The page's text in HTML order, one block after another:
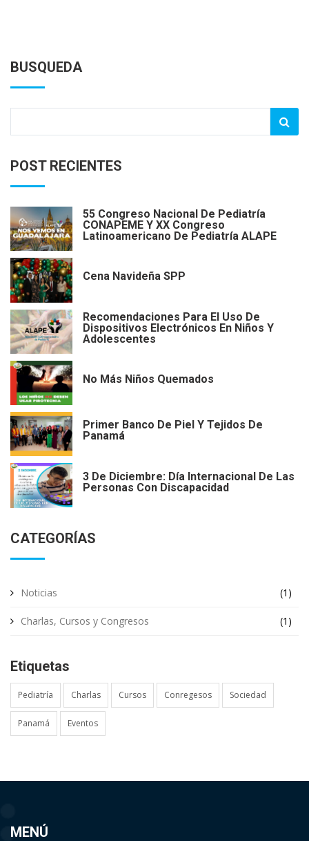
BUSQUEDA
POST RECIENTES
55 Congreso Nacional De Pediatría
CONAPEME Y XX Congreso
Latinoamericano De Pediatría ALAPE
Cena Navideña SPP
Recomendaciones Para El Uso De
Dispositivos Electrónicos En Niños Y
Adolescentes
No Más Niños Quemados
Primer Banco De Piel Y Tejidos De
Panamá
3 De Diciembre: Día Internacional De Las
Personas Con Discapacidad
CATEGORÍAS
Noticias (1)
Charlas, Cursos y Congresos (1)
Etiquetas
Pediatría Charlas Cursos Conregesos Sociedad
Panamá Eventos
MENÚ